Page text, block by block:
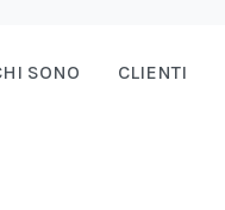
SONO CLIENTI